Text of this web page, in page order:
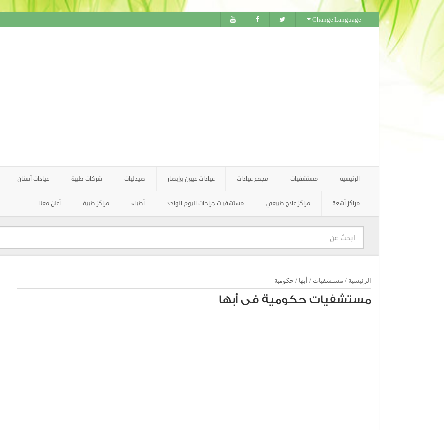
Change Language
الرئيسية مستشفيات مجمع عيادات عيادات عيون وإبصار صيدليات شركات طبية عيادات أسنان
مراكز أشعة مراكز علاج طبيعي مستشفيات جراحات اليوم الواحد أطباء مراكز طبية أعلن معنا
الرئيسية / مستشفيات / أبها / حكومية
مستشفيات حكومية فى أبها